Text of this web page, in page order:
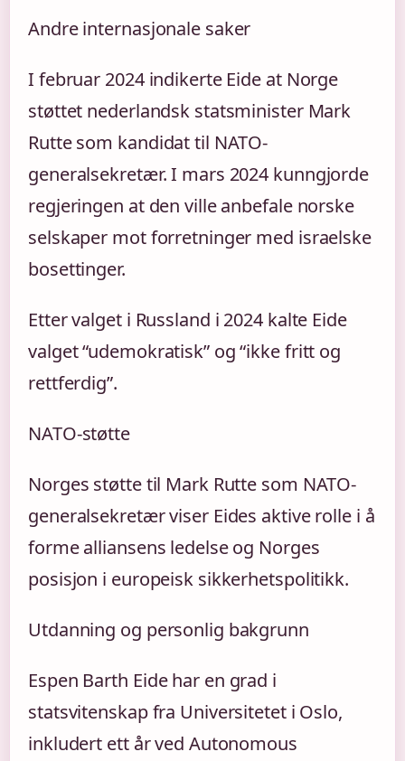
Andre internasjonale saker
I februar 2024 indikerte Eide at Norge
støttet nederlandsk statsminister Mark
Rutte som kandidat til NATO-
generalsekretær. I mars 2024 kunngjorde
regjeringen at den ville anbefale norske
selskaper mot forretninger med israelske
bosettinger.
Etter valget i Russland i 2024 kalte Eide
valget “udemokratisk” og “ikke fritt og
rettferdig”.
NATO-støtte
Norges støtte til Mark Rutte som NATO-
generalsekretær viser Eides aktive rolle i å
forme alliansens ledelse og Norges
posisjon i europeisk sikkerhetspolitikk.
Utdanning og personlig bakgrunn
Espen Barth Eide har en grad i
statsvitenskap fra Universitetet i Oslo,
inkludert ett år ved Autonomous